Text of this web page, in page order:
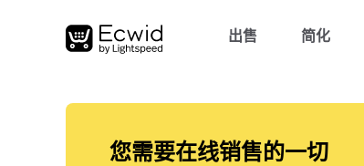
出售 简化
您需要在线销售的一切